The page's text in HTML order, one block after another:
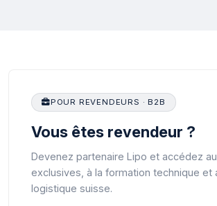
POUR REVENDEURS · B2B
Vous êtes revendeur ?
Devenez partenaire Lipo et accédez
exclusives, à la formation technique et
logistique suisse.